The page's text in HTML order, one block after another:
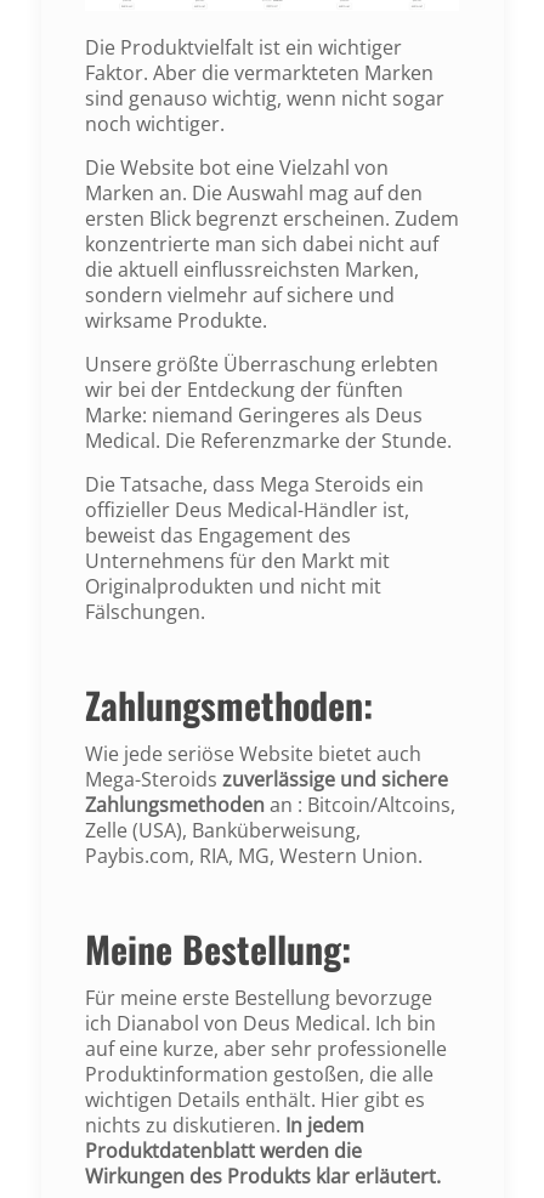
Die Produktvielfalt ist ein wichtiger
Faktor. Aber die vermarkteten Marken
sind genauso wichtig, wenn nicht sogar
noch wichtiger.
Die Website bot eine Vielzahl von
Marken an. Die Auswahl mag auf den
ersten Blick begrenzt erscheinen. Zudem
konzentrierte man sich dabei nicht auf
die aktuell einflussreichsten Marken,
sondern vielmehr auf sichere und
wirksame Produkte.
Unsere größte Überraschung erlebten
wir bei der Entdeckung der fünften
Marke: niemand Geringeres als Deus
Medical. Die Referenzmarke der Stunde.
Die Tatsache, dass Mega Steroids ein
offizieller Deus Medical-Händler ist,
beweist das Engagement des
Unternehmens für den Markt mit
Originalprodukten und nicht mit
Fälschungen.
Zahlungsmethoden:
Wie jede seriöse Website bietet auch
Mega-Steroids zuverlässige und sichere
Zahlungsmethodenan : Bitcoin/Altcoins,
Zelle (USA), Banküberweisung,
Paybis.com, RIA, MG, Western Union.
Meine Bestellung:
Für meine erste Bestellung bevorzuge
ich Dianabol von Deus Medical. Ich bin
auf eine kurze, aber sehr professionelle
Produktinformation gestoßen, die alle
wichtigen Details enthält. Hier gibt es
nichts zu diskutieren. In jedem
Produktdatenblatt werden die
Wirkungen des Produkts klar erläutert.